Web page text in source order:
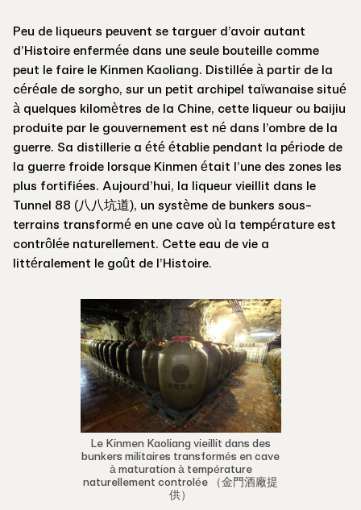
Peu de liqueurs peuvent se targuer d’avoir autant
d’Histoire enfermée dans une seule bouteille comme
peut le faire le Kinmen Kaoliang. Distillée à partir de la
céréale de sorgho, sur un petit archipel taïwanaise situé
à quelques kilomètres de la Chine, cette liqueur ou baijiu
produite par le gouvernement est né dans l’ombre de la
guerre. Sa distillerie a été établie pendant la période de
la guerre froide lorsque Kinmen était l’une des zones les
plus fortifiées. Aujourd’hui, la liqueur vieillit dans le
Tunnel 88 (八八坑道), un système de bunkers sous-
terrains transformé en une cave où la température est
contrôlée naturellement. Cette eau de vie a
littéralement le goût de l’Histoire.
Le Kinmen Kaoliang vieillit dans des
bunkers militaires transformés en cave
à maturation à température
naturellement controlée （金門酒廠提
供）